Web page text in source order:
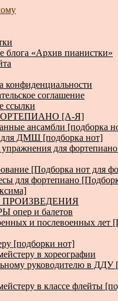
книги, музыка, статьи…
блога «Архив пианистки»
конфиденциальности
соглашение
ссылки
[А-Я]
ансамбли [подборка
ДМШ [подборка нот]
для
[Подборка нот для
для фортепиано
опер и балетов
и послевоенных лет
[подборки нот]
в хореографии
руководителю в ДДУ
в классе флейты